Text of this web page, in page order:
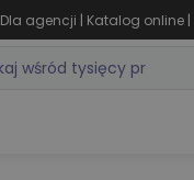
Dla agencji | Katalog online |